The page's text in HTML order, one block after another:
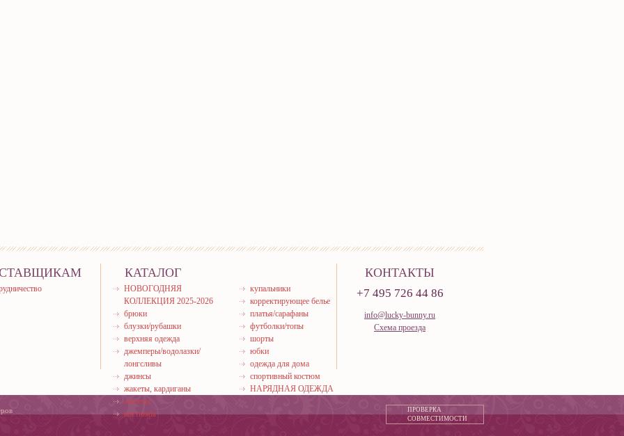
КАТАЛОГ
НОВОГОДНЯЯ
КОЛЛЕКЦИЯ 2025-2026
брюки
блузки/рубашки
верхняя одежда
джемперы/водолазки/
лонгсливы
джинсы
жакеты, кардиганы
жилеты
костюмы
купальники
корректирующее белье
платья/сарафаны
футболки/топы
шорты
юбки
одежда для дома
спортивный костюм
НАРЯДНАЯ ОДЕЖДА
КОНТАКТЫ
+7 495 726 44 86
info@lucky-bunny.ru
Схема проезда
ПРОВЕРКА
СОВМЕСТИМОСТИ